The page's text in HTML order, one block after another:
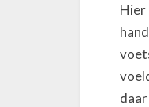
Hier